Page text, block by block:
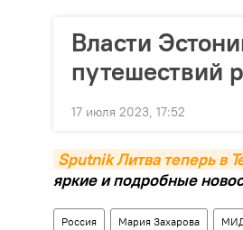
Власти
путешествий
17 июля 2023, 17:52
Sputnik Литва теперь в
яркие и подробные
Россия Мария Захарова